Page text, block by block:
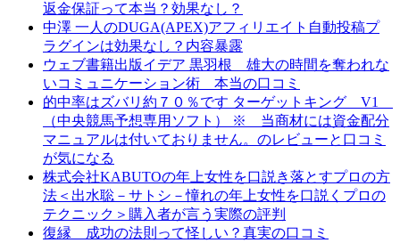
返金保証って本当？効果なし？
中澤 一人のDUGA(APEX)アフィリエイト自動投稿プ
ラグインは効果なし？内容暴露
ウェブ書籍出版イデア 黒羽根 雄大の時間を奪われな
いコミュニケーション術 本当の口コミ
的中率はズバリ約７０％です ターゲットキング V1
（中央競馬予想専用ソフト） ※ 当商材には資金配分
マニュアルは付いておりません。のレビューと口コミ
が気になる
株式会社KABUTOの年上女性を口説き落とすプロの方
法＜出水聡－サトシ－憧れの年上女性を口説くプロの
テクニック＞購入者が言う実際の評判
復縁 成功の法則って怪しい？真実の口コミ